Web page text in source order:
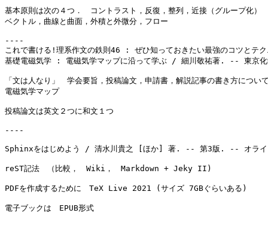
基本原則は次の４つ．　コントラスト，反復，整列，近接（グループ化）
ベクトル，曲線と曲面，外積と外微分，フロー
これで書ける!理系作文の鉄則46 : ぜひ知っておきたい最強のコツ
基礎電磁気学 : 電磁気学マップに沿って学ぶ / 細川敬祐著. -- 東京
「文は人なり」　学会要旨，投稿論文，申請書，解説記事の書き方につい
電磁気学マップ
投稿論文は英文２つに和文１つ
----
Sphinxをはじめよう / 清水川貴之 [ほか] 著. -- 第3版. -- オライ
reST記法　（比較，　Wiki，　Markdown + Jeky II)
PDFを作成するために　TeX Live 2021 (サイズ 7GBぐらいある)
電子ブックは　EPUB形式